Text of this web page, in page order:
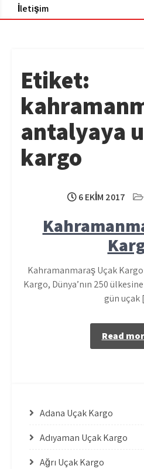
İletişim
Etiket:
antalyaya
kargo
6 EKIM 2017
Kahramanmaraş Uçak
Kargo, Dünya’nın 250
gün
Read
Adana Uçak Kargo
Adıyaman Uçak Kargo
Ağrı Uçak Kargo